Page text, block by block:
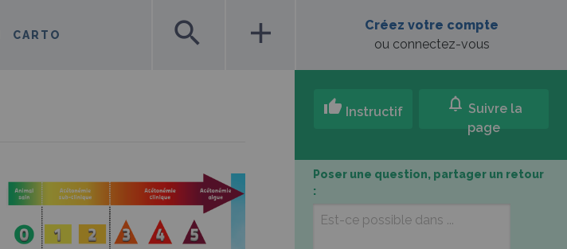
CARTO search add
Créez votre compte
ou connectez-vous
thumb_up Instructif notifications Suivre la
page
Poser une question, partager un retour
: